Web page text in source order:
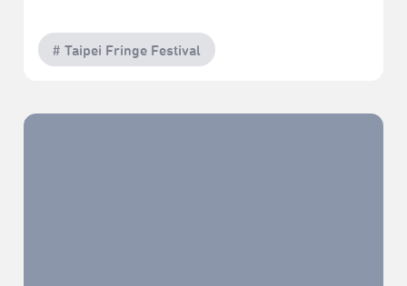
# Taipei Fringe Festival
文山區桂綸鎂｜2022臺北藝穗節《卅有其事》